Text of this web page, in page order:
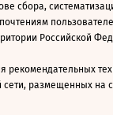
сбора,
Российской
рекомендательных
размещенных на